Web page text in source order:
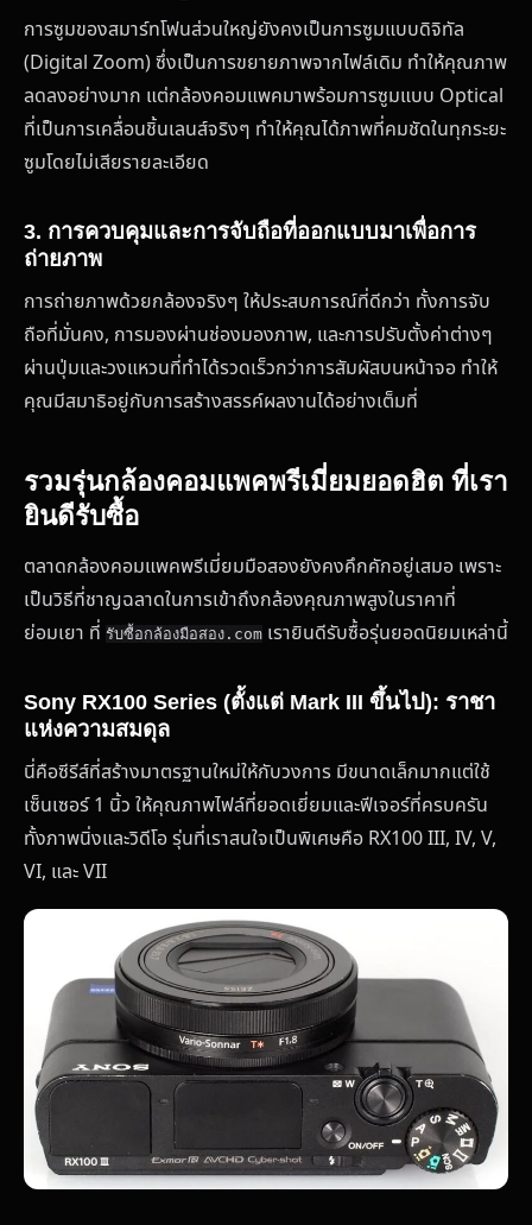
การซูมของสมาร์ทโฟนส่วนใหญ่ยังคงเป็นการซูมแบบดิจิทัล
(Digital Zoom) ซึ่งเป็นการขยายภาพจากไฟล์เดิม ทำให้คุณภาพ
ลดลงอย่างมาก แต่กล้องคอมแพคมาพร้อมการซูมแบบ Optical
ที่เป็นการเคลื่อนชิ้นเลนส์จริงๆ ทำให้คุณได้ภาพที่คมชัดในทุกระยะ
ซูมโดยไม่เสียรายละเอียด
3. การควบคุมและการจับถือที่ออกแบบมาเพื่อการ
ถ่ายภาพ
การถ่ายภาพด้วยกล้องจริงๆ ให้ประสบการณ์ที่ดีกว่า ทั้งการจับ
ถือที่มั่นคง, การมองผ่านช่องมองภาพ, และการปรับตั้งค่าต่างๆ
ผ่านปุ่มและวงแหวนที่ทำได้รวดเร็วกว่าการสัมผัสบนหน้าจอ ทำให้
คุณมีสมาธิอยู่กับการสร้างสรรค์ผลงานได้อย่างเต็มที่
รวมรุ่นกล้องคอมแพคพรีเมี่ยมยอดฮิต ที่เรา
ยินดีรับซื้อ
ตลาดกล้องคอมแพคพรีเมี่ยมมือสองยังคงคึกคักอยู่เสมอ เพราะ
เป็นวิธีที่ชาญฉลาดในการเข้าถึงกล้องคุณภาพสูงในราคาที่
ย่อมเยา ที่ รับซื้อกล้องมือสอง.com เรายินดีรับซื้อรุ่นยอดนิยมเหล่านี้
Sony RX100 Series (ตั้งแต่ Mark III ขึ้นไป): ราชา
แห่งความสมดุล
นี่คือซีรีส์ที่สร้างมาตรฐานใหม่ให้กับวงการ มีขนาดเล็กมากแต่ใช้
เซ็นเซอร์ 1 นิ้ว ให้คุณภาพไฟล์ที่ยอดเยี่ยมและฟีเจอร์ที่ครบครัน
ทั้งภาพนิ่งและวิดีโอ รุ่นที่เราสนใจเป็นพิเศษคือ RX100 III, IV, V,
VI, และ VII